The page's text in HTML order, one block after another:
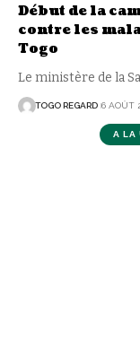
Début de la
contre les
Togo
Le ministère de la
TOGO REGARD 6 AOÛT
A LA